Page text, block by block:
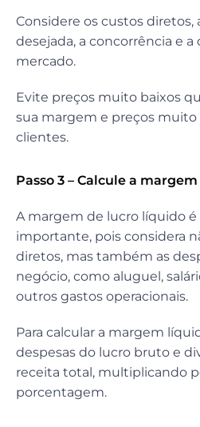
Considere os custos
desejada, a concorrência e
mercado.
Evite preços muito baixos
sua margem e preços
clientes.
Passo 3 – Calcule a
A margem de lucro líquido
importante, pois considera
diretos, mas também as
negócio, como aluguel,
outros gastos operacionais.
Para calcular a margem
despesas do lucro bruto e
receita total, multiplicando
porcentagem.